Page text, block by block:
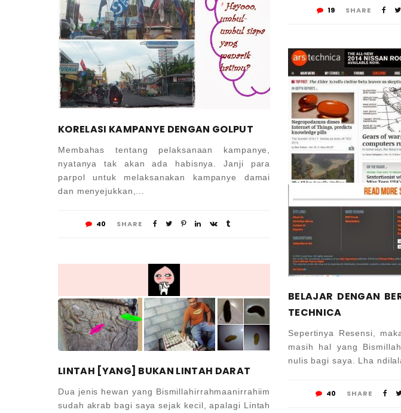
19 SHARE
KORELASI KAMPANYE DENGAN GOLPUT
Membahas tentang pelaksanaan kampanye,
nyatanya tak akan ada habisnya. Janji para
parpol untuk melaksanakan kampanye damai
dan menyejukkan,...
40 SHARE
BELAJAR DENGAN
TECHNICA
Sepertinya Resensi,
masih hal yang
nulis bagi saya. Lha
40 SHARE
LINTAH [YANG] BUKAN LINTAH DARAT
Dua jenis hewan yang Bismillahirrahmaanirrahiim
sudah akrab bagi saya sejak kecil, apalagi Lintah